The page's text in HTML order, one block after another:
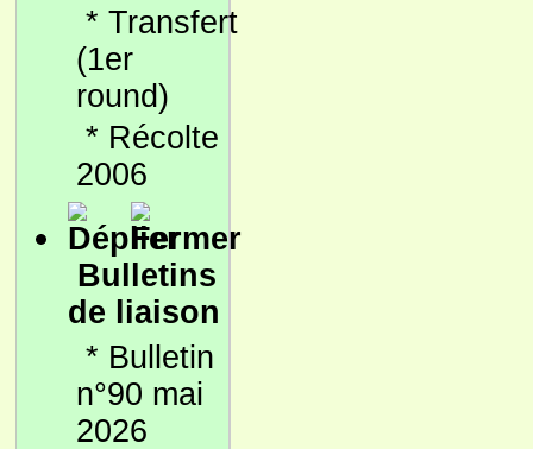
* Transfert
(1er
round)
* Récolte
2006
Bulletins
de liaison
* Bulletin
n°90 mai
2026